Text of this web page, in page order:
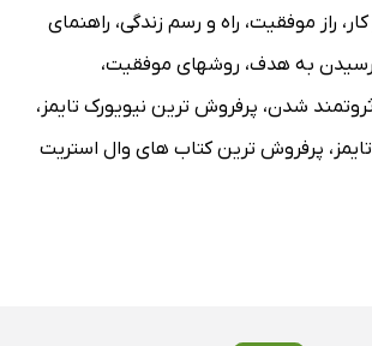
، راز موفقیت، راه و رسم زندگی، راهنمای
رسیدن به هدف، روشهای موفقیت،
ثروتمند شدن، پرفروش ترین نیویورک تایمز ،
، پرفروش ترین کتاب های وال استریت